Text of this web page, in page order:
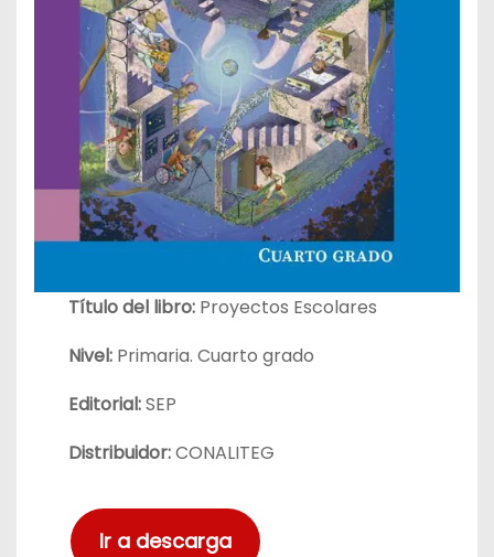
Título del libro: Proyectos Escolares
Nivel:Primaria. Cuarto grado
Editorial:SEP
Distribuidor:CONALITEG
Ir a descarga